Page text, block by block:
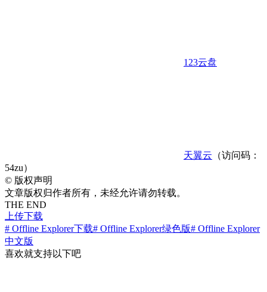
123云盘
天翼云 （访问码：
54zu）
© 版权声明
文章版权归作者所有，未经允许请勿转载。
THE END
上传下载
# Offline Explorer下载# Offline Explorer绿色版# Offline Explorer
中文版
喜欢就支持以下吧